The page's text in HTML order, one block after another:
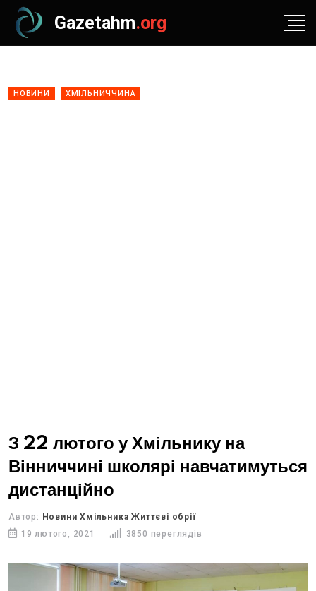
Gazetahm.org
НОВИНИ ХМІЛЬНИЧЧИНА
З 22 лютого у Хмільнику на
Вінниччині школярі навчатимуться
дистанційно
Автор: Новини Хмільника Життєві обрії
19 лютого, 2021
3850 переглядів